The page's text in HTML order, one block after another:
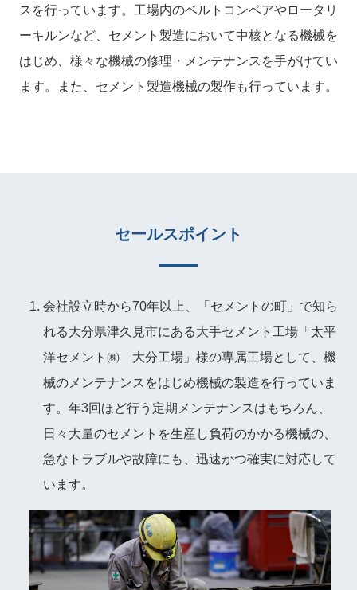
スを行っています。工場内のベルトコンベアやロータリ
ーキルンなど、セメント製造において中核となる機械を
はじめ、様々な機械の修理・メンテナンスを手がけてい
ます。また、セメント製造機械の製作も行っています。
セールスポイント
会社設立時から70年以上、「セメントの町」で知ら
れる大分県津久見市にある大手セメント工場「太平
洋セメント㈱ 大分工場」様の専属工場として、機
械のメンテナンスをはじめ機械の製造を行っていま
す。年3回ほど行う定期メンテナンスはもちろん、
日々大量のセメントを生産し負荷のかかる機械の、
急なトラブルや故障にも、迅速かつ確実に対応して
います。